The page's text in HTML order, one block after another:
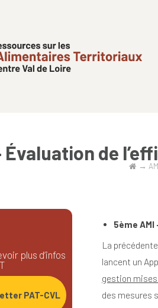
Évaluation de
→
5ème
La
lancent un
gestion
des mesures
plus d’infos
PAT-CVL